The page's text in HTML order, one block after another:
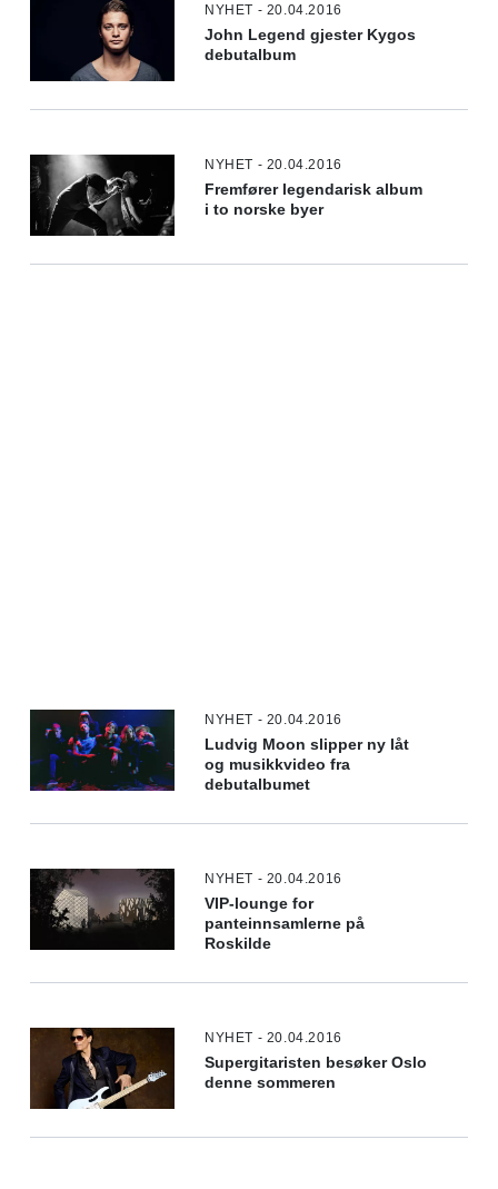
NYHET - 20.04.2016
John Legend gjester Kygos
debutalbum
NYHET - 20.04.2016
Fremfører legendarisk album
i to norske byer
NYHET - 20.04.2016
Ludvig Moon slipper ny låt
og musikkvideo fra
debutalbumet
NYHET - 20.04.2016
VIP-lounge for
panteinnsamlerne på
Roskilde
NYHET - 20.04.2016
Supergitaristen besøker Oslo
denne sommeren